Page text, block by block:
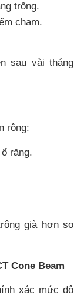
trống.
chạm.
sau vài tháng
rộng:
răng.
già hơn so
Cone Beam
xác mức độ